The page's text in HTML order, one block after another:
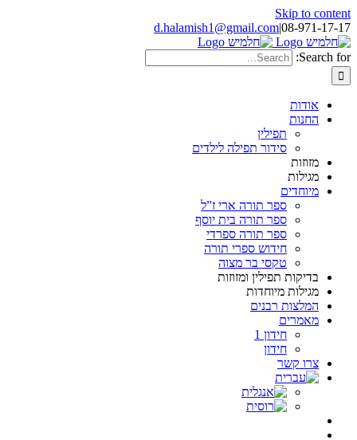
Skip to content
08-971-17-17
|
d.halamish1@gmail.com
Search for:
אודות
החנות
תפילין
סידור תפילה לילדים
מזוזות
מגילות
מיוחדים
ספר תורה ארי ז”ל
ספר תורה בית יוסף
ספר תורה ספרדי
חידוש ספרי תורה
טקסי בר מצוה
בדיקות תפילין ומזוזות
מגילות מיוחדות
המלצות רבנים
מאמרים
חידון 1
חידון
צרו קשר